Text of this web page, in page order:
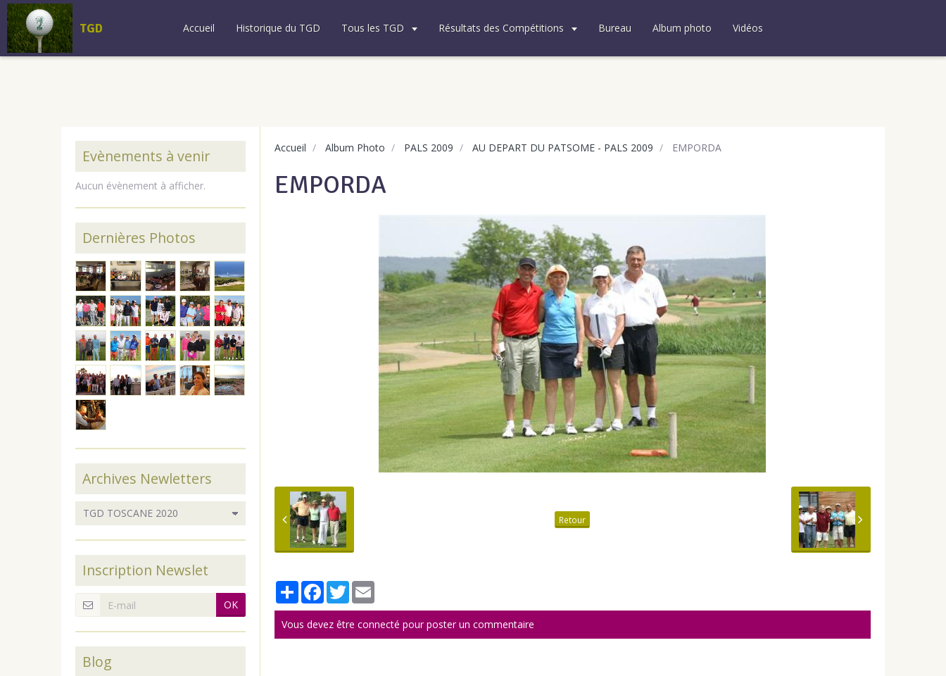
TGD Accueil Historique du TGD Tous les TGD Résultats des Compétitions Bureau Album photo Vidéos
Accueil Album Photo PALS 2009 AU DEPART DU PATSOME - PALS 2009 EMPORDA
EMPORDA
Retour
PartagerFacebook
TwitterEmail
Vous devez être connecté pour poster un commentaire
Evènements à venir
Aucun évènement à afficher.
Dernières Photos
Archives Newletters
Inscription Newslet
OK
Blog